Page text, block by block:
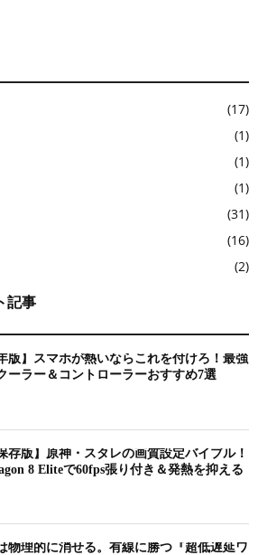
(17)
(1)
(1)
(1)
(31)
(16)
(2)
記事
年版】スマホが熱いならこれを付けろ！最強
ーラー＆コントローラーおすすめ7選
存版】原神・スタレの画質設定バイブル！
8 Eliteで60fps張り付き＆発熱を抑える
物理的に消せる。有線に勝つ『超低遅延ワ